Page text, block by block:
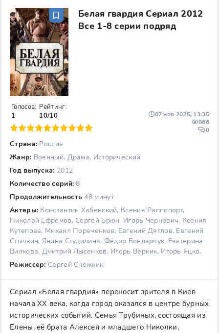
Белая гвардия Сериал 2012
Все 1-8 серии подряд
Страна: Россия
Жанр: Военный, Драма, Исторический
Год выпуска: 2012
Количество серий: 8
Продолжительность 48 минут
Актеры: Константин Хабенский, Ксения Раппопорт,
Николай Ефремов, Сергей Брюн, Игорь Черневич, Ксения
Кутепова, Михаил Пореченков, Евгений Дятлов, Евгений
Стычкин, Янина Студилина, Фёдор Бондарчук, Екатерина
Вилкова, Дмитрий Лысенков, Игорь Верник, Игорь Яцко,
Режиссер: Сергей Снежкин
07 ноя 2025, 13:35
866
0
Голосов:
1
Рейтинг:
10/10
7 8 9 10
Сериал «Белая гвардия» переносит зрителя в Киев
начала XX века, когда город оказался в центре бурных
исторических событий. Семья Трубиных, состоящая из
Елены, её брата Алексея и младшего Николки,